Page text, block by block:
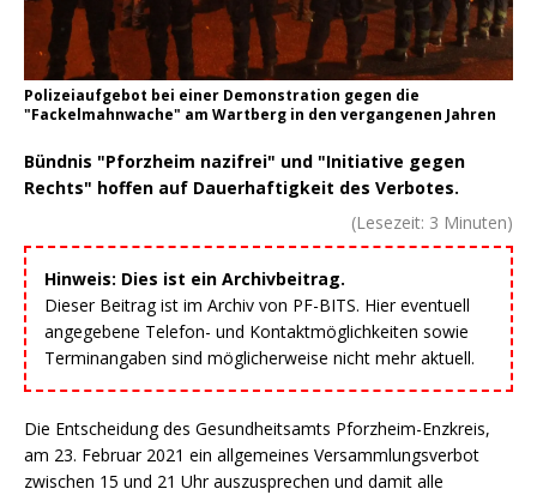
Polizeiaufgebot bei einer Demonstration gegen die
"Fackelmahnwache" am Wartberg in den vergangenen Jahren
Bündnis "Pforzheim nazifrei" und "Initiative gegen
Rechts" hoffen auf Dauerhaftigkeit des Verbotes.
(Lesezeit: 3 Minuten)
Hinweis: Dies ist ein Archivbeitrag.
Dieser Beitrag ist im Archiv von PF-BITS. Hier eventuell
angegebene Telefon- und Kontaktmöglichkeiten sowie
Terminangaben sind möglicherweise nicht mehr aktuell.
Die Entscheidung des Gesundheitsamts Pforzheim-Enzkreis,
am 23. Februar 2021 ein allgemeines Versammlungsverbot
zwischen 15 und 21 Uhr auszusprechen und damit alle